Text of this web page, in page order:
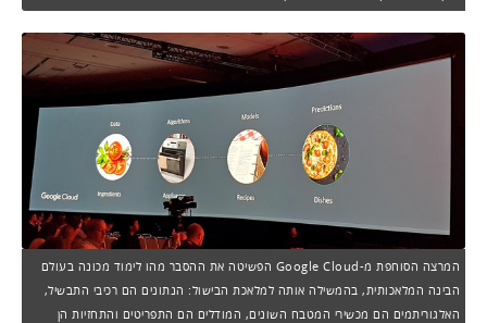
המרצה הסוחפת מ-Google Cloud הפשיטה את ההסבר מהו לימוד מכונה בעולם
הבינה המלאכותית, בהמשילה אותה למלאכת הבישול: הנתונים הם רכיבי התבשיל,
האלגוריתמים הם מכשירי המטבח השונים, המודלים הם התפריטים והתחזיות הן